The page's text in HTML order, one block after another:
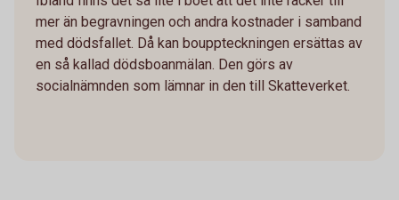
mer än begravningen och andra kostnader i samband
med dödsfallet. Då kan bouppteckningen ersättas av
en så kallad dödsboanmälan. Den görs av
socialnämnden som lämnar in den till Skatteverket.